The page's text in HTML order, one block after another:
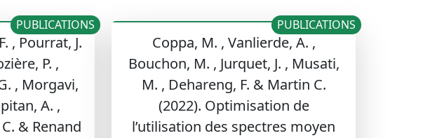
, Pourrat, J.
P. ,
, Morgavi,
A. ,
& Renand
PUBLICATIONS
Coppa, M. , Vanlierde, A. ,
Bouchon, M. , Jurquet, J. , Musati,
M. , Dehareng, F. & Martin C.
(2022). Optimisation de
l’utilisation des spectres moyen
PUBLICATIONS